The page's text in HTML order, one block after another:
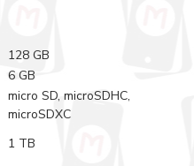
128 GB
6 GB
micro SD, microSDHC,
microSDXC
1 TB